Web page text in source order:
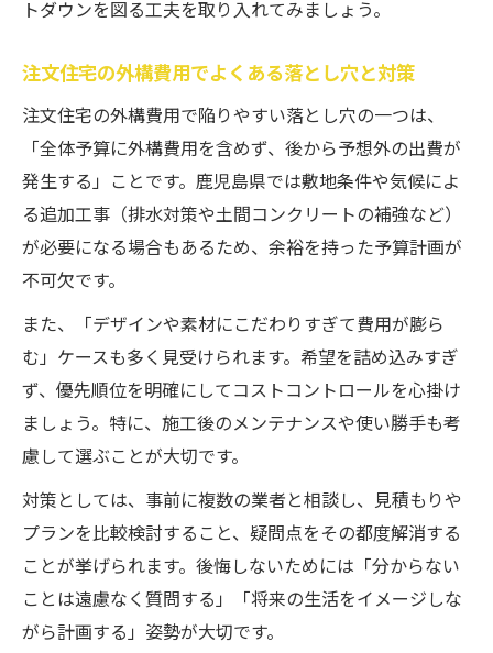
トダウンを図る工夫を取り入れてみましょう。
注文住宅の外構費用でよくある落とし穴と対策
注文住宅の外構費用で陥りやすい落とし穴の一つは、
「全体予算に外構費用を含めず、後から予想外の出費が
発生する」ことです。鹿児島県では敷地条件や気候によ
る追加工事（排水対策や土間コンクリートの補強など）
が必要になる場合もあるため、余裕を持った予算計画が
不可欠です。
また、「デザインや素材にこだわりすぎて費用が膨ら
む」ケースも多く見受けられます。希望を詰め込みすぎ
ず、優先順位を明確にしてコストコントロールを心掛け
ましょう。特に、施工後のメンテナンスや使い勝手も考
慮して選ぶことが大切です。
対策としては、事前に複数の業者と相談し、見積もりや
プランを比較検討すること、疑問点をその都度解消する
ことが挙げられます。後悔しないためには「分からない
ことは遠慮なく質問する」「将来の生活をイメージしな
がら計画する」姿勢が大切です。